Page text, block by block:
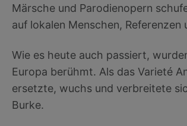
Märsche und Parodienopern
auf lokalen Menschen, Referenzen
Wie es heute auch passiert,
Europa berühmt. Als das Varieté
ersetzte, wuchs und verbreitete
Burke.